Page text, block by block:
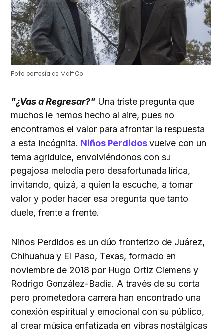
Foto cortesía de MalfiCo.
"¿Vas a Regresar?" Una triste pregunta que
muchos le hemos hecho al aire, pues no
encontramos el valor para afrontar la respuesta
a esta incógnita. Niños Perdidos vuelve con un
tema agridulce, envolviéndonos con su
pegajosa melodía pero desafortunada lírica,
invitando, quizá, a quien la escuche, a tomar
valor y poder hacer esa pregunta que tanto
duele, frente a frente.
Niños Perdidos es un dúo fronterizo de Juárez,
Chihuahua y El Paso, Texas, formado en
noviembre de 2018 por Hugo Ortiz Clemens y
Rodrigo González-Badia. A través de su corta
pero prometedora carrera han encontrado una
conexión espiritual y emocional con su público,
al crear música enfatizada en vibras nostálgicas